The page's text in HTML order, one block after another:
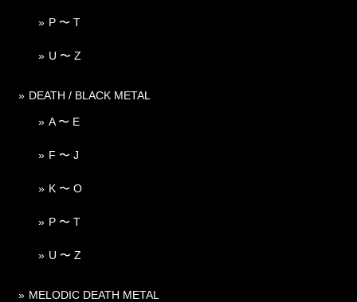
P 〜 T
U 〜 Z
DEATH / BLACK METAL
A 〜 E
F 〜 J
K 〜 O
P 〜 T
U 〜 Z
MELODIC DEATH METAL